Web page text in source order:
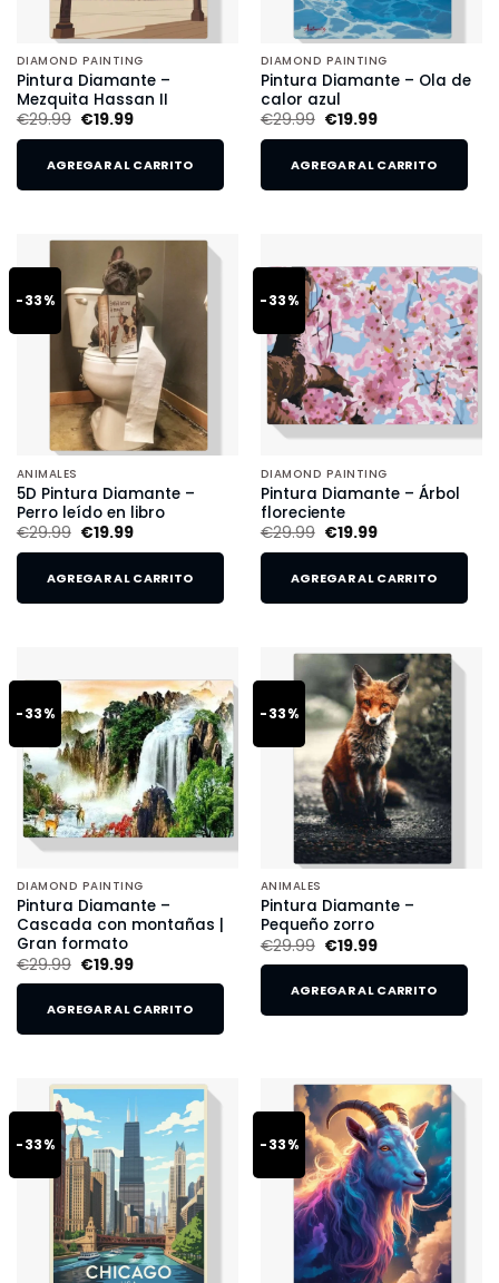
DIAMOND PAINTING
Pintura Diamante –
Mezquita Hassan II
€29.99 €19.99
AGREGAR AL CARRITO
DIAMOND PAINTING
Pintura Diamante – Ola de
calor azul
€29.99 €19.99
AGREGAR AL CARRITO
-33%
ANIMALES
5D Pintura Diamante –
Perro leído en libro
€29.99 €19.99
AGREGAR AL CARRITO
-33%
DIAMOND PAINTING
Pintura Diamante – Árbol
floreciente
€29.99 €19.99
AGREGAR AL CARRITO
-33%
DIAMOND PAINTING
Pintura Diamante –
Cascada con montañas |
Gran formato
€29.99 €19.99
AGREGAR AL CARRITO
-33%
ANIMALES
Pintura Diamante –
Pequeño zorro
€29.99 €19.99
AGREGAR AL CARRITO
-33% -33%